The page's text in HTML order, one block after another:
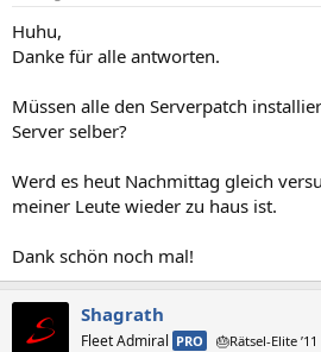
Huhu,
Danke für alle antworten.
Müssen alle den Serverpatch
Server selber?
Werd es heut Nachmittag gleich
meiner Leute wieder zu haus ist.
Dank schön noch mal!
Shagrath
Fleet Admiral PRO 🎂Rätsel-Elite ’11